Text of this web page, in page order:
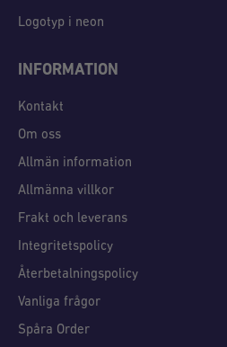
Logotyp i neon
INFORMATION
Kontakt
Om oss
Allmän information
Allmänna villkor
Frakt och leverans
Integritetspolicy
Återbetalningspolicy
Vanliga frågor
Spåra Order